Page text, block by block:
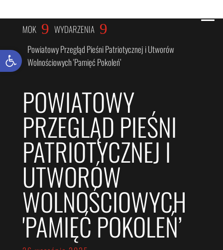
MOK 9 WYDARZENIA 9
Powiatowy Przegląd Pieśni Patriotycznej i Utworów
Wolnościowych 'Pamięć Pokoleń’
POWIATOWY
PRZEGLĄD PIEŚNI
PATRIOTYCZNEJ I
UTWORÓW
WOLNOŚCIOWYCH
'PAMIĘĆ POKOLEŃ’
Otwórz pasek narzędzi